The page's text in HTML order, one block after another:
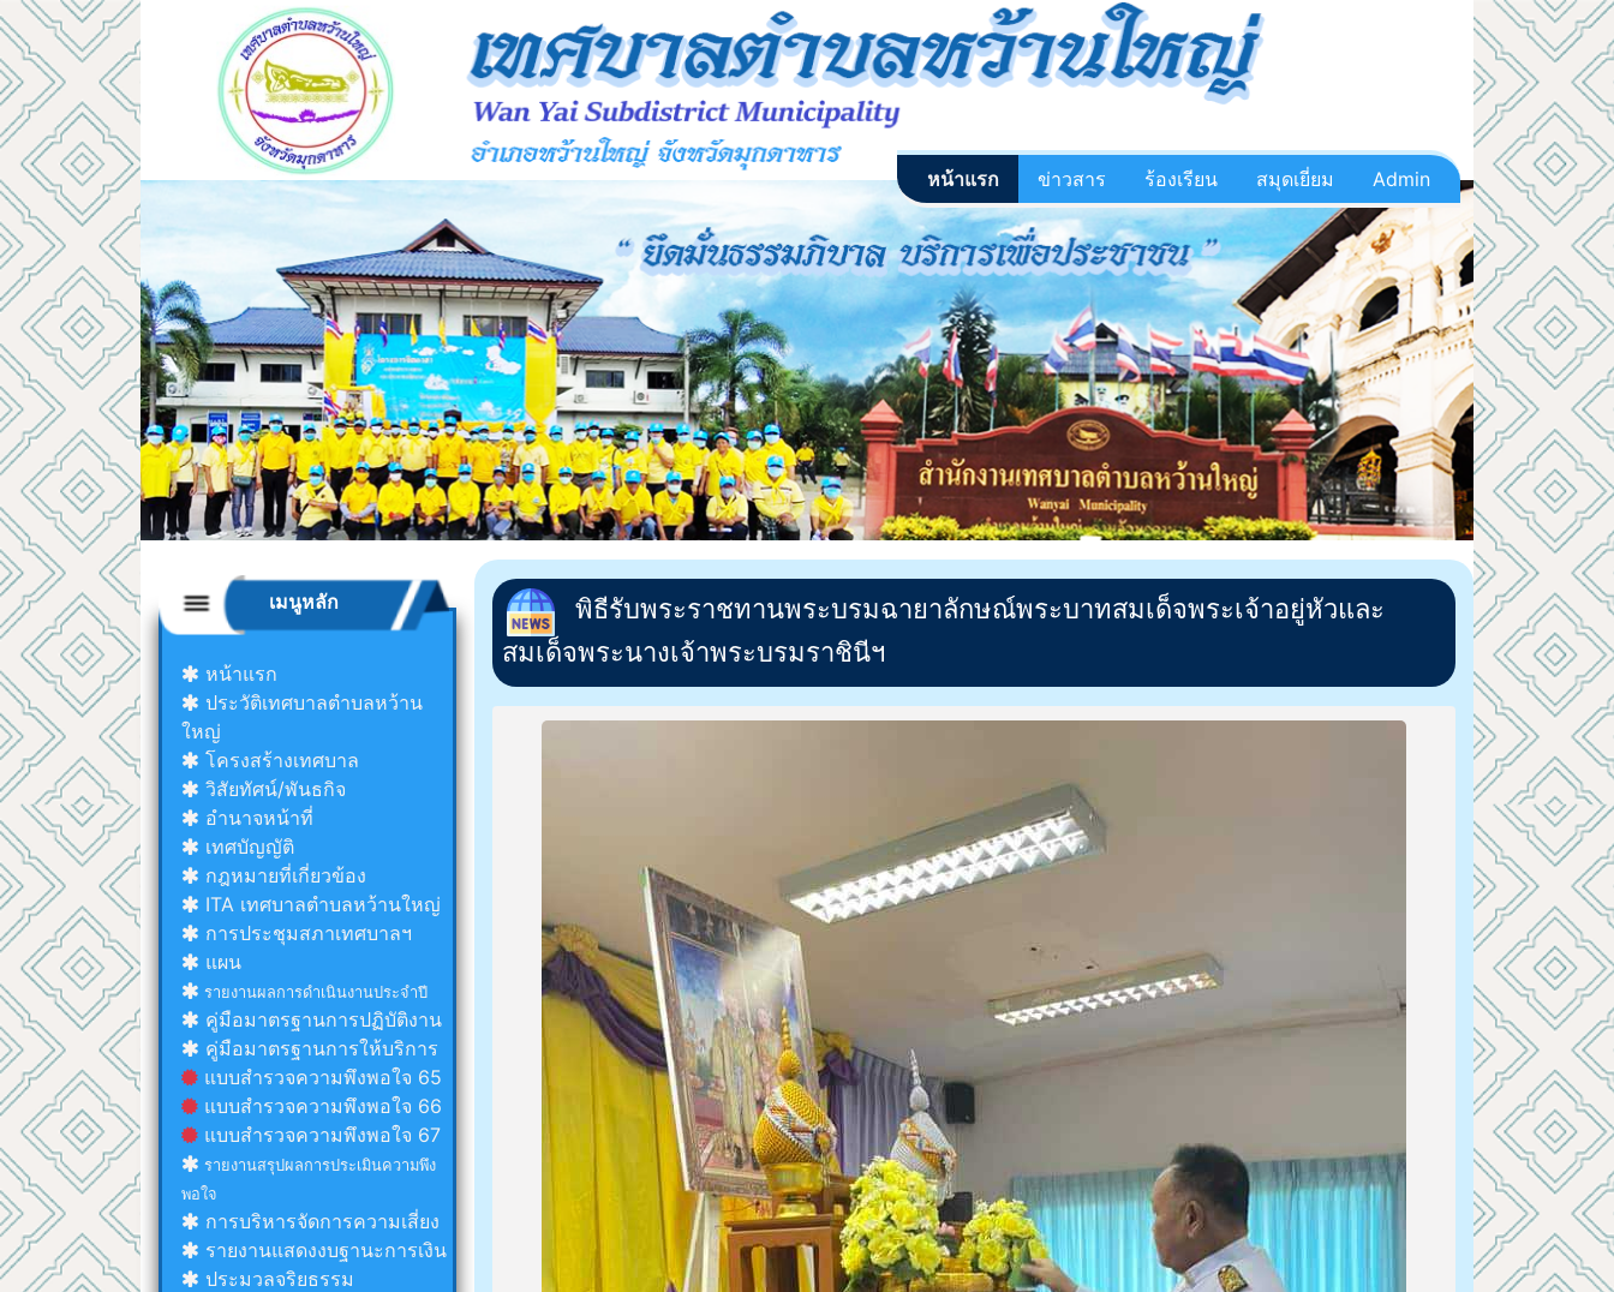
หน้าแรก ข่าวสาร ร้องเรียน สมุดเยี่ยม Admin
เมนูหลัก
หน้าแรก
ประวัติเทศบาลตำบลหว้าน
ใหญ่
โครงสร้างเทศบาล
วิสัยทัศน์/พันธกิจ
อำนาจหน้าที่
เทศบัญญัติ
กฎหมายที่เกี่ยวข้อง
ITA เทศบาลตำบลหว้านใหญ่
การประชุมสภาเทศบาลฯ
แผน
รายงานผลการดำเนินงานประจำปี
คู่มือมาตรฐานการปฏิบัติงาน
คู่มือมาตรฐานการให้บริการ
แบบสำรวจความพึงพอใจ 65
แบบสำรวจความพึงพอใจ 66
แบบสำรวจความพึงพอใจ 67
รายงานสรุปผลการประเมินความพึง
พอใจ
การบริหารจัดการความเสี่ยง
รายงานแสดงงบฐานะการเงิน
ประมวลจริยธรรม
พิธีรับพระราชทานพระบรมฉายาลักษณ์พระบาทสมเด็จพระเจ้าอยู่หัวและ
สมเด็จพระนางเจ้าพระบรมราชินีฯ